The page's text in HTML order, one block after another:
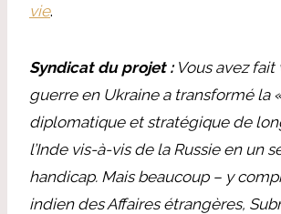
vie.
Syndicat du projet :Vous avez fait
guerre en Ukraine a transformé la
diplomatique et stratégique de
l’Inde vis-à-vis de la Russie en un
handicap. Mais beaucoup – y
indien des Affaires étrangères,